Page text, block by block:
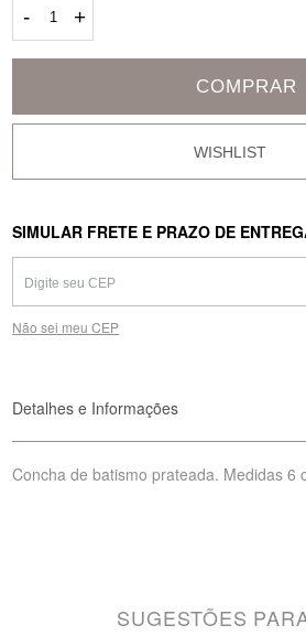
- +
COMPRAR
SIMULAR FRETE E PRAZO DE
Não sei meu CEP
Detalhes e Informações
Concha de batismo prateada. Medidas 6
SUGESTÕES